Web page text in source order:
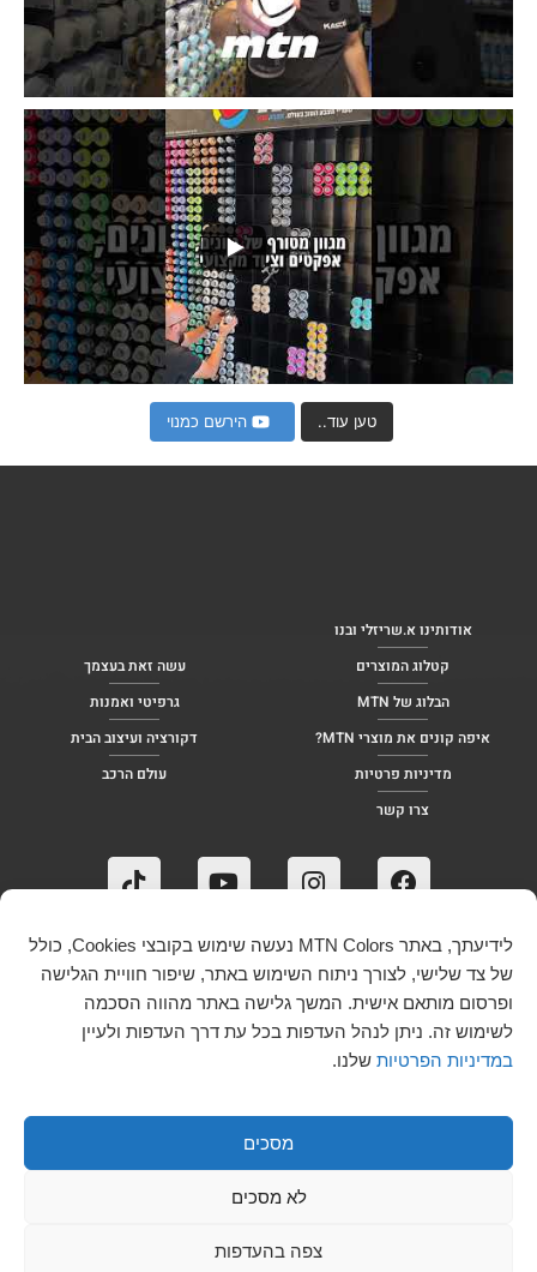
לידיעתך, באתר MTN Colors נעשה שימוש בקובצי Cookies, כולל
של צד שלישי, לצורך ניתוח השימוש באתר, שיפור חוויית הגלישה
ופרסום מותאם אישית. המשך גלישה באתר מהווה הסכמה
לשימוש זה. ניתן לנהל העדפות בכל עת דרך העדפות ולעיין
במדיניות הפרטיות שלנו.
מסכים
לא מסכים
צפה בהעדפות
טען עוד.. הירשם כמנוי
אודותינו א.שריזלי ובנו
קטלוג המוצרים
הבלוג של MTN
איפה קונים את מוצרי MTN?
מדיניות פרטיות
צרו קשר
עשה זאת בעצמך
גרפיטי ואמנות
דקורציה ועיצוב הבית
עולם הרכב